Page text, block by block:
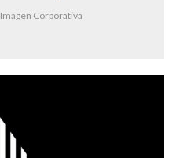
Imagen Corporativa